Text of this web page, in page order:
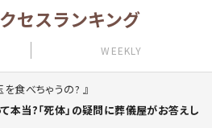
セスランキング
WEEKLY
を食べちゃうの?
本当?「死体」の疑問に葬儀屋がお答えし